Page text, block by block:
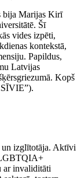
bija Marijas Kirī
Šī
vides izpēti,
kontekstā,
Papildus,
Latvijas
Kopš
un izglītotāja. Aktīvi
LGBTQIA+
ar invaliditāti